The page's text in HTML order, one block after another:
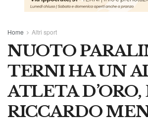
Home Altri sport
NUOTO
TERNI HA UN
ATLETA D’ORO,
RICCARDO